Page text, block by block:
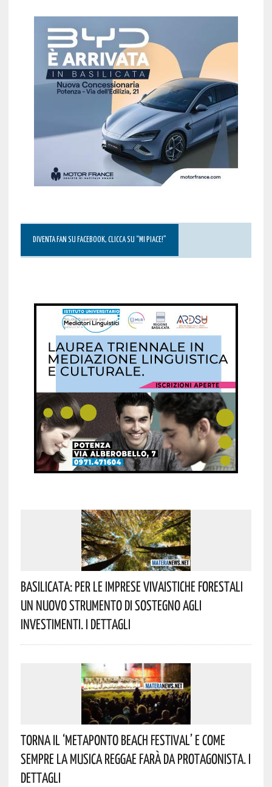
DIVENTA FAN SU FACEBOOK, CLICCA SU “MI PIACE!”
Basilicata: Per Le Imprese Vivaistiche Forestali
Un Nuovo Strumento Di Sostegno Agli
Investimenti. I Dettagli
Torna Il ‘Metaponto Beach Festival’ E Come
Sempre La Musica Reggae Farà Da Protagonista. I
Dettagli